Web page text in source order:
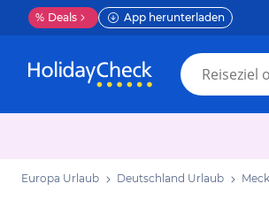
% Deals App herunterladen
Europa Urlaub Deutschland Urlaub